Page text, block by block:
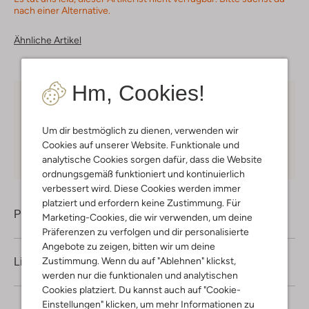
Hm, Cookies!
Um dir bestmöglich zu dienen, verwenden wir
Cookies auf unserer Website. Funktionale und
analytische Cookies sorgen dafür, dass die Website
ordnungsgemäß funktioniert und kontinuierlich
verbessert wird. Diese Cookies werden immer
platziert und erfordern keine Zustimmung. Für
Marketing-Cookies, die wir verwenden, um deine
Präferenzen zu verfolgen und dir personalisierte
Angebote zu zeigen, bitten wir um deine
Zustimmung. Wenn du auf "Ablehnen" klickst,
werden nur die funktionalen und analytischen
Cookies platziert. Du kannst auch auf "Cookie-
Einstellungen" klicken, um mehr Informationen zu
nach einer Alternative.
Ähnliche Artikel
Kostenloser Versand
Kauf auf Rechnung 30 TagenRückgaberecht
Produktinformation
Lieferung & Rückgabe